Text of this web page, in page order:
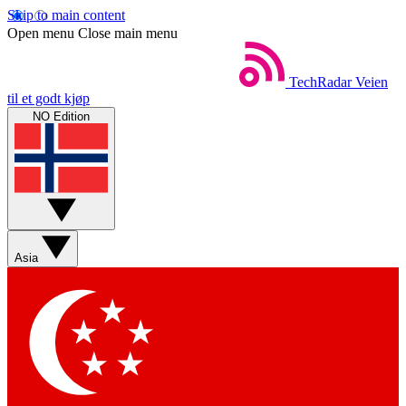
Skip to main content
Open menu Close main menu
TechRadar Veien
til et godt kjøp
NO Edition
Asia